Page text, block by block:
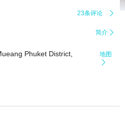
23条评论 
简介 
Phuket District,
地图
